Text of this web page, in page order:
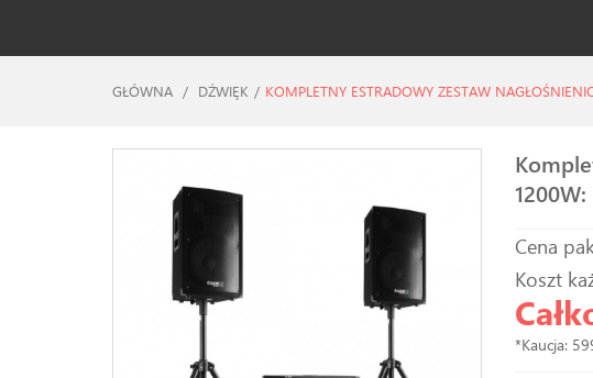
GŁÓWNA / DŹWIĘK / KOMPLETNY ESTRADOWY ZESTAW
Cena
Koszt
*Kaucja: